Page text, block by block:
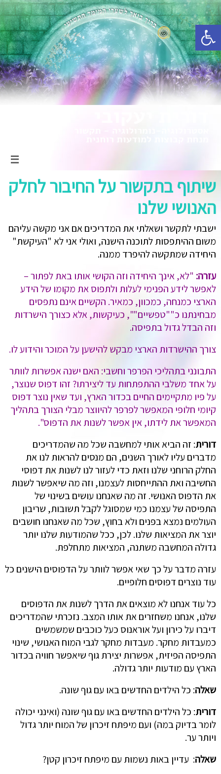
פתח סרגל נגישות
שיתוף בתקשור על החיבור לחלק
האנושי שלנו
ישבתי לתקשר ושאלתי את המדריכים אם אני מקשה עליהם
משום ההיתפסות לתוכנה הישנה, ואולי אני לא "העיקשת"
היחידה שמתקשה להיפרד ממנה.
עזרה: "לא, אינך היחידה וזה הקושי אותו באת לפתור –
לאפשר לידע הפנימי לעלות ולתפוס את מקומו של הידע
הארצי כמנחה, כמכוון, כמאיר. הקשיים אינם נתפסים
מבחינתנו כ""טפשיים"", כעיקשות, אלא כצורך הישרדות
וזה הבדל גדול בתפיסה.
צורך ההישרדות הארצי מבקש להישען על המוכר והידוע לו.
התבונני בתהליכי הפרפר וחשבי: האם ישנה אפשרות לוותר
על אחד משלבי ההתפתחות עד ליצירתו? זהו דפוס שנוצר,
על פיו מתקיימים החיים בכדור הארץ, ועד שאין נוצר דפוס
קיומי חלופי המאפשר לפרפר להיווצר מבלי הצורך בתהליך
המאפשר את לידתו, אין אפשר לשנות את הדפוס".
דורית: זה הביא אותי למחשבה שכל מה שהמדריכים
מדברים עליו לאורך השנים, הם מנסים להראות לנו את
החלק הרוחני שלנו וזאת כדי לעזור לנו לשנות את דפוסי
החשיבה ואת ההתייחסות לעצמנו, וזה מה שיאפשר לשנות
את הדפוס האנושי. זה מה שאנחנו עושים בשינוי של
התפיסה של עצמנו כמי שמסוגל לקבל תשובות, שריבון
העולמים נמצא בפנים ולא בחוץ, שכל מה שאנחנו חושבים
יוצר את המציאות שלנו. לכן, ככל שהמודעות שלנו יותר
גדולה המחשבה משתנה, המציאות מתחלפת.
עזרה מדבר על כך שאי אפשר לוותר על הדפוסים הישנים כל
עוד נוצרים דפוסים חלופיים.
כל עוד אנחנו לא מוצאים את הדרך לשנות את הדפוסים
שלנו, אנחנו משחזרים את אותו המצב. נזכרתי שהמדריכים
דיברו על כירון ועל אוראנוס כעל כוכבים שמשמשים
כמעבדות מחקר. מעבדות מחקר לגבי המוח האנושי, שינוי
התפיסה הפיזית, אפשרות יצירת גוף שיאפשר חוויה בכדור
הארץ עם מודעות יותר גדולה.
שאלה: כל הילדים החדשים באו עם גוף שונה.
דורית: כל הילדים החדשים באו עם גוף שונה (ואינני יכולה
לומר בדיוק במה) ועם מיפתח זיכרון של המוח יותר גדול
ויותר ער.
שאלה: עדיין באות נשמות עם מיפתח זיכרון קטן?